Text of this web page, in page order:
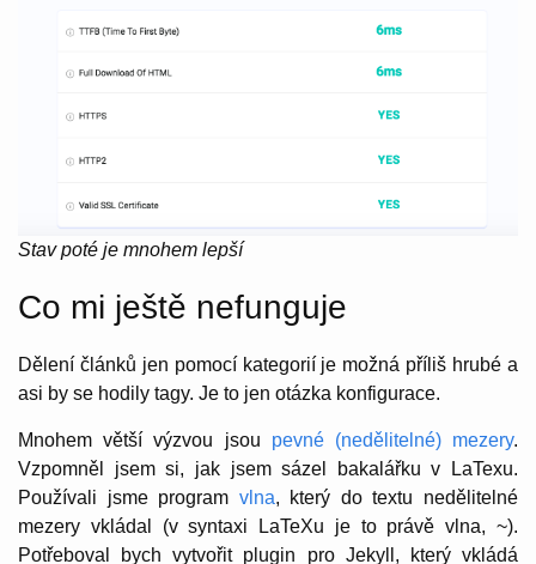
Stav poté je mnohem lepší
Co mi ještě nefunguje
Dělení článků jen pomocí kategorií je možná příliš hrubé a
asi by se hodily tagy. Je to jen otázka konfigurace.
Mnohem větší výzvou jsou pevné (nedělitelné) mezery.
Vzpomněl jsem si, jak jsem sázel bakalářku v LaTexu.
Používali jsme program vlna, který do textu nedělitelné
mezery vkládal (v syntaxi LaTeXu je to právě vlna, ~).
Potřeboval bych vytvořit plugin pro Jekyll, který vkládá